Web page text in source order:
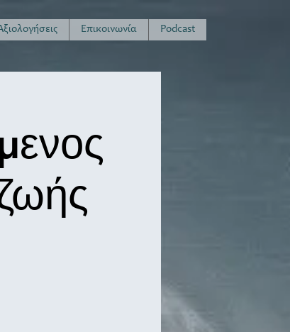
Επικοινωνία Podcast